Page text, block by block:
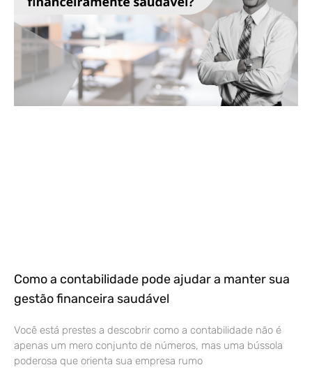
Como a contabilidade pode ajudar a manter sua
gestão financeira saudável
Você está prestes a descobrir como a contabilidade não é
apenas um mero conjunto de números, mas uma bússola
poderosa que orienta sua empresa rumo